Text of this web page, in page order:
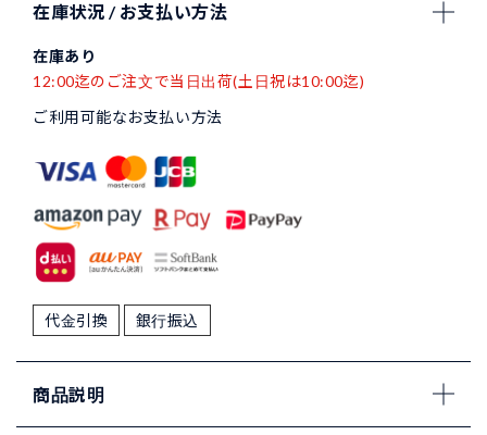
在庫状況 / お支払い方法
在庫あり
12:00迄のご注文で当日出荷(土日祝は10:00迄)
ご利用可能なお支払い方法
代金引換 銀行振込
商品説明